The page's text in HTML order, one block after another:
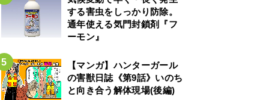
する害虫をしっかり防除。
通年使える気門封鎖剤『フ
ーモン』
【マンガ】ハンターガール
の害獣日誌《第9話》いのち
と向き合う解体現場(後編)